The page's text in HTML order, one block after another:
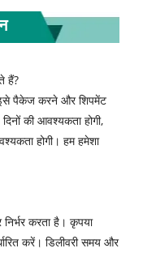
हैं?
पैकेज करने और शिपमेंट
की आवश्यकता होगी,
होगी। हम हमेशा
निर्भर करता है। कृपया
करें। डिलीवरी समय और